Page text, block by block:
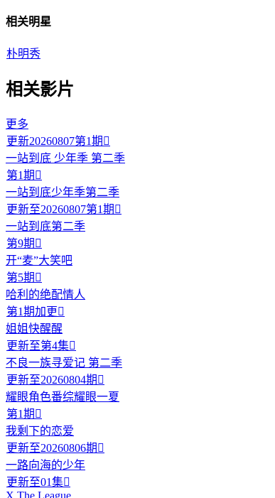
相关明星
朴明秀
相关影片
更多
更新20260807第1期 
一站到底 少年季 第二季
第1期 
一站到底少年季第二季
更新至20260807第1期 
一站到底第二季
第9期 
开“麦”大笑吧
第5期 
哈利的绝配情人
第1期加更 
姐姐快醒醒
更新至第4集
不良一族寻爱记 第二季
更新至20260804期 
耀眼角色番综耀眼一夏
第1期 
我剩下的恋爱
更新至20260806期 
一路向海的少年
更新至01集
X The League